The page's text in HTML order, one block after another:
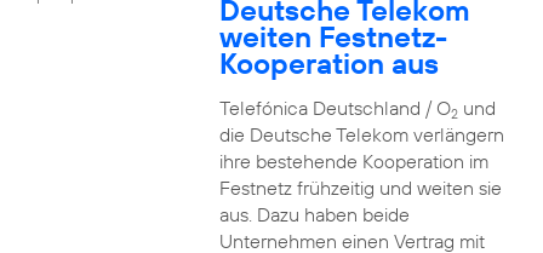
Deutsche Telekom
weiten Festnetz-
Kooperation aus
Telefónica Deutschland / O2und
die Deutsche Telekom verlängern
ihre bestehende Kooperation im
Festnetz frühzeitig und weiten sie
aus. Dazu haben beide
Unternehmen einen Vertrag mit